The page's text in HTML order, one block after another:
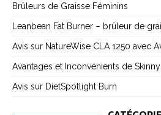
Brûleurs de Graisse Féminins
Leanbean Fat Burner – brûleur de
Avis sur NatureWise CLA 1250 avec
Avantages et Inconvénients de
Avis sur DietSpotlight Burn